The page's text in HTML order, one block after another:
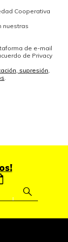
Cooperativa
nuestras
de e-mail
de Privacy
supresión,